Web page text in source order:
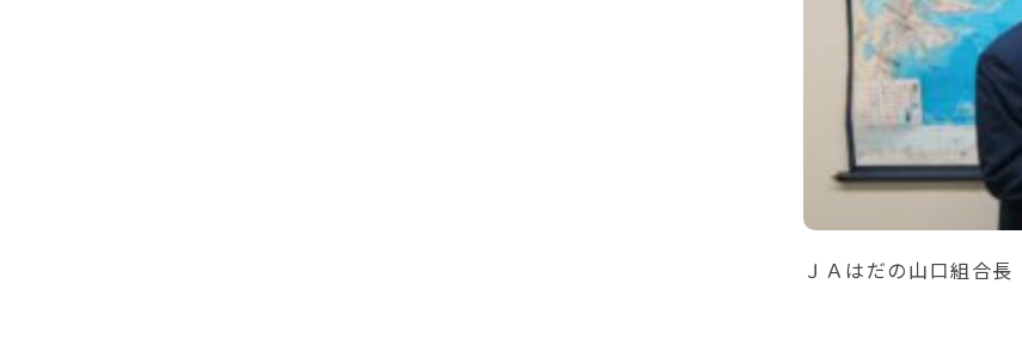
ＪＡはだの山口組合長